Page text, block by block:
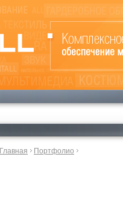
Главная Портфолио